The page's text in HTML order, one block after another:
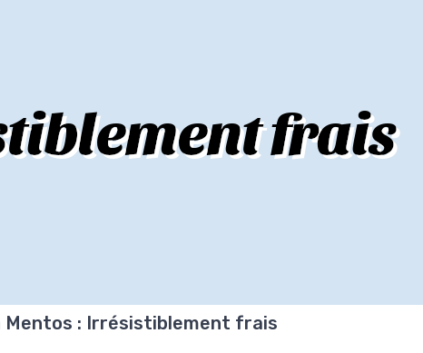
frais
Mentos : Irrésistiblement frais